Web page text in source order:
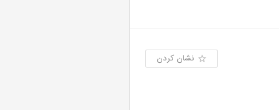
نشان کردن